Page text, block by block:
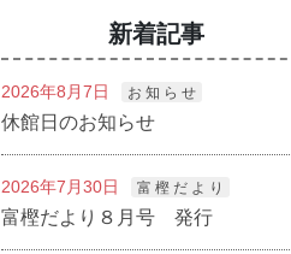
新着記事
2026年8月7日 お 知 ら せ
休館日のお知らせ
2026年7月30日 富 樫 だ よ り
富樫だより８月号 発行